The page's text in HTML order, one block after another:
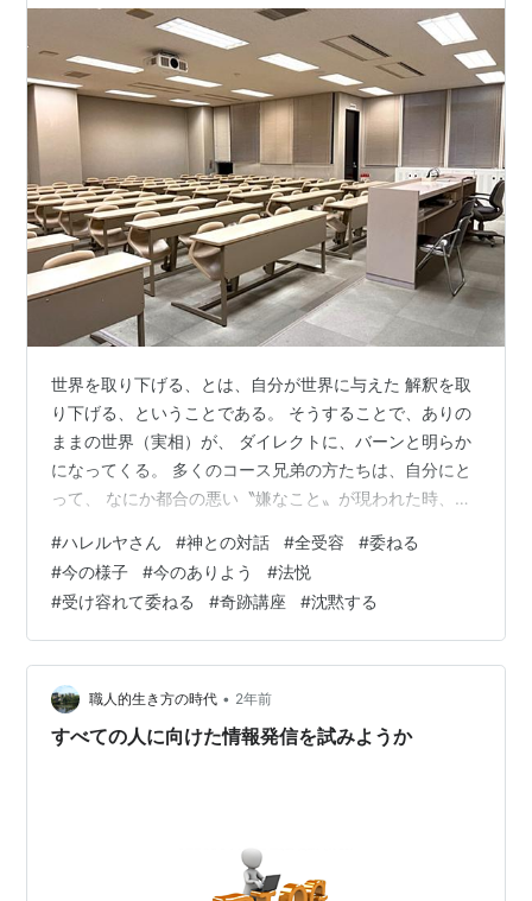
世界を取り下げる、とは、自分が世界に与えた 解釈を取
り下げる、ということである。 そうすることで、ありの
ままの世界（実相）が、 ダイレクトに、バーンと明らか
になってくる。 多くのコース兄弟の方たちは、自分にと
って、 なにか都合の悪い〝嫌なこと〟が現われた時、
神のいないこの世界を取り下げるだけだ」 とついやって
しまうが、そうではなく、取り下げるのは、 それを、嫌
なこと、と解釈したその思いのほうである。 じゃあ、取
り下げる、とはどういうことなのかと言うと、 その解釈
は自分が思っているのではない、ことを、 一旦立ち止ま
って、はっきり知覚することで…
#ハレルヤさん #神との対話 #全受容 #委ねる
#今の様子 #今のありよう #法悦
#受け容れて委ねる #奇跡講座 #沈黙する
職人的生き方の時代 • 2年前
すべての人に向けた情報発信を試みようか